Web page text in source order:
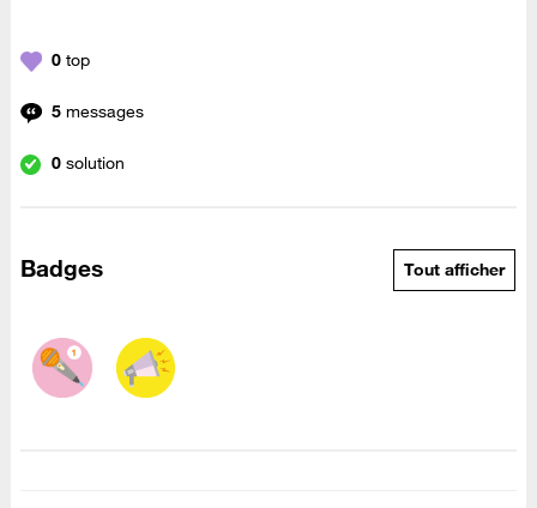
0 top
5 messages
0 solution
Badges Tout afficher